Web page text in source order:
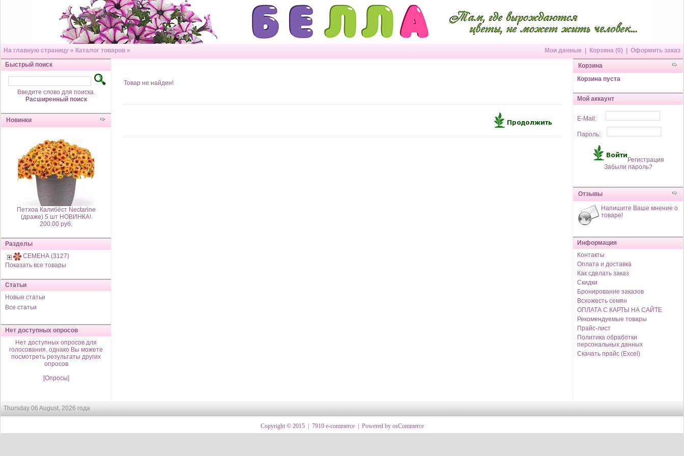
На главную страницу » Каталог товаров » Мои данные Корзина (0)
Оформить заказ
Быстрый поиск
Введите слово для поиска.
Расширенный поиск
Новинки
Петхоа Калибёст Nectarine
(драже) 5 шт НОВИНКА!
200.00 руб.
Разделы
СЕМЕНА (3127)
Показать все товары
Статьи
Новые статьи
Все статьи
Нет доступных опросов
Нет доступных опросов для
голосования, однако Вы можете
посмотреть результаты других
опросов
[Опросы]
Товар не найден!
Корзина
Корзина пуста
Мой аккаунт
E-Mail:
Пароль:
Регистрация
Забыли пароль?
Отзывы
Напишите Ваше мнение о
товаре!
Информация
Контакты
Оплата и доставка
Как сделать заказ
Скидки
Бронирование заказов
Всхожесть семян
ОПЛАТА С КАРТЫ НА САЙТЕ
Рекомендуемые товары
Прайс-лист
Политика обработки
персональных данных
Скачать прайс (Excel)
Thursday 06 August, 2026 года
Copyright © 2015 | 7910 e-commerce| Powered by osCommerce